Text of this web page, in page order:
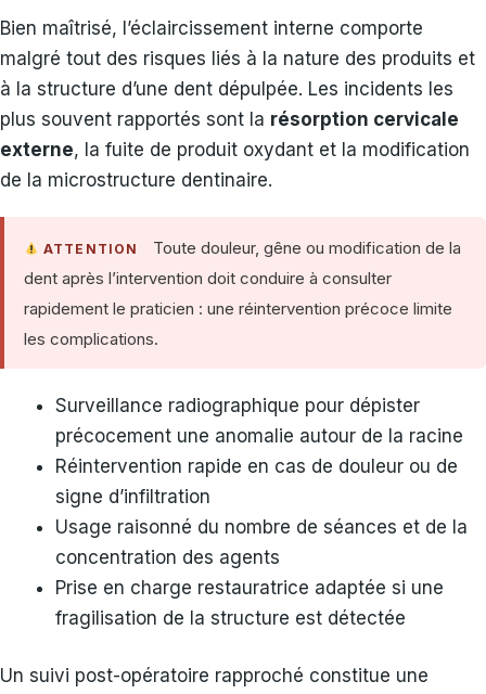
Bien maîtrisé, l’éclaircissement interne comporte
malgré tout des risques liés à la nature des produits et
à la structure d’une dent dépulpée. Les incidents les
plus souvent rapportés sont la résorption cervicale
externe, la fuite de produit oxydant et la modification
de la microstructure dentinaire.
ATTENTION
Toute douleur, gêne ou modification de la
dent après l’intervention doit conduire à consulter
rapidement le praticien : une réintervention précoce limite
les complications.
Surveillance radiographique pour dépister
précocement une anomalie autour de la racine
Réintervention rapide en cas de douleur ou de
signe d’infiltration
Usage raisonné du nombre de séances et de la
concentration des agents
Prise en charge restauratrice adaptée si une
fragilisation de la structure est détectée
Un suivi post-opératoire rapproché constitue une